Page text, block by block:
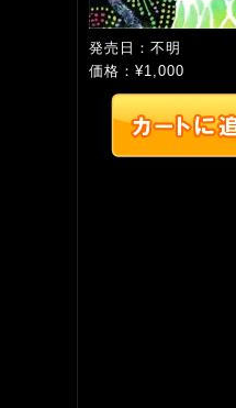
発売日：不明
価格：¥1,000